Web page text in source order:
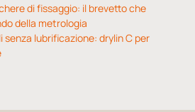
di fissaggio: il brevetto che
della metrologia
senza lubrificazione: drylin C per